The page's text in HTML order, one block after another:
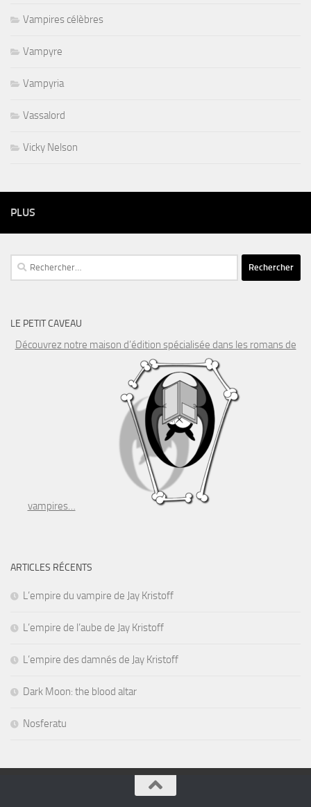
Vampires célèbres
Vampyre
Vampyria
Vassalord
Vicky Nelson
PLUS
Rechercher :
LE PETIT CAVEAU
Découvrez notre maison d’édition spécialisée dans les romans de
vampires…
ARTICLES RÉCENTS
L’empire du vampire de Jay Kristoff
L’empire de l’aube de Jay Kristoff
L’empire des damnés de Jay Kristoff
Dark Moon: the blood altar
Nosferatu